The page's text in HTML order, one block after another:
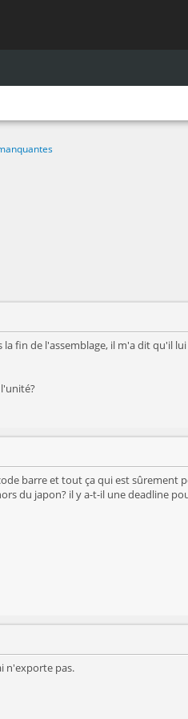
fin de l'assemblage, il m'a dit qu'il
barre et tout ça qui est sûrement
du japon? il y a-t-il une deadline
n'exporte pas.